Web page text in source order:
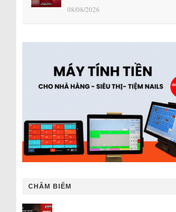
08/08/2026
CHÂM BIẾM